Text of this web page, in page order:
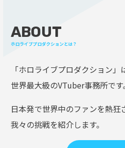
ABOUT
ホロライブプロダクションとは？
「ホロライブプロダクション」
世界最大級のVTuber事務所です。
日本発で世界中のファンを熱狂
我々の挑戦を紹介します。